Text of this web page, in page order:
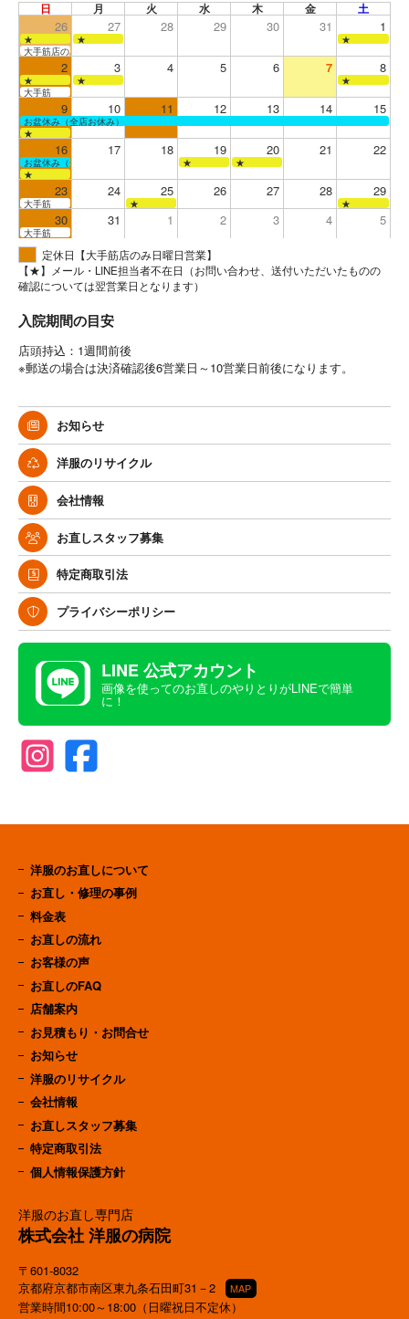
日 月 火 水 木 金 土
26 27 28 29 30 31 1
★ ★
★
大手筋店のみ営業
2 3 4 5 6 7 8
★ ★
★
大手筋
9 10 11 12 13 14 15
お盆休み（全店お休み）
★
16 17 18 19 20 21 22
お盆休み（全店お休み） ★
★
★
23 24 25 26 27 28 29
大手筋 ★ ★
30 31 1 2 3 4 5
大手筋
定休日【大手筋店のみ日曜日営業】
【★】メール・LINE担当者不在日（お問い合わせ、送付いただいたものの
確認については翌営業日となります）
入院期間の目安
店頭持込：1週間前後
※郵送の場合は決済確認後6営業日～10営業日前後になります。
お知らせ
洋服のリサイクル
会社情報
お直しスタッフ募集
特定商取引法
プライバシーポリシー
LINE 公式アカウント
画像を使ってのお直しのやりとりがLINEで簡単
に！
洋服のお直し専門店
株式会社 洋服の病院
〒601-8032
京都府京都市南区東九条石田町31－2
MAP
営業時間10:00～18:00（日曜祝日不定休）
洋服のお直しについて
お直し・修理の事例
料金表
お直しの流れ
お客様の声
お直しのFAQ
店舗案内
お見積もり・お問合せ
お知らせ
洋服のリサイクル
会社情報
お直しスタッフ募集
特定商取引法
個人情報保護方針